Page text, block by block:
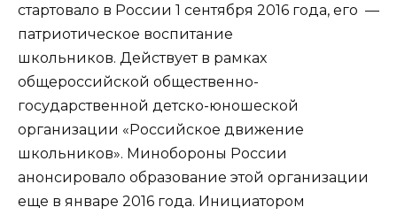
стартовало в России 1 сентября 2016 года, его —
патриотическое воспитание
школьников. Действует в рамках
общероссийской общественно-
государственной детско-юношеской
организации «Российское движение
школьников». Минобороны России
анонсировало образование этой организации
еще в январе 2016 года. Инициатором